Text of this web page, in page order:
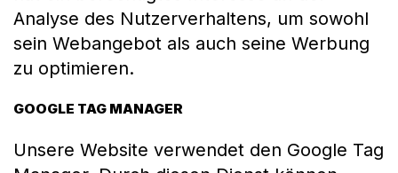
Analyse des Nutzerverhaltens, um sowohl
sein Webangebot als auch seine Werbung
zu optimieren.
GOOGLE TAG MANAGER
Unsere Website verwendet den Google Tag